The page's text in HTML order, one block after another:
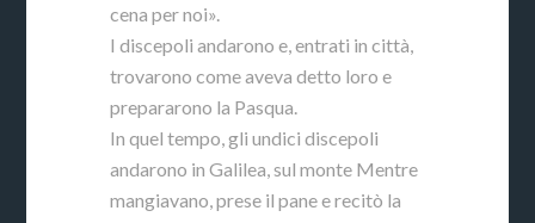
cena per noi».
I discepoli andarono e, entrati in città,
trovarono come aveva detto loro e
prepararono la Pasqua.
In quel tempo, gli undici discepoli
andarono in Galilea, sul monte Mentre
mangiavano, prese il pane e recitò la